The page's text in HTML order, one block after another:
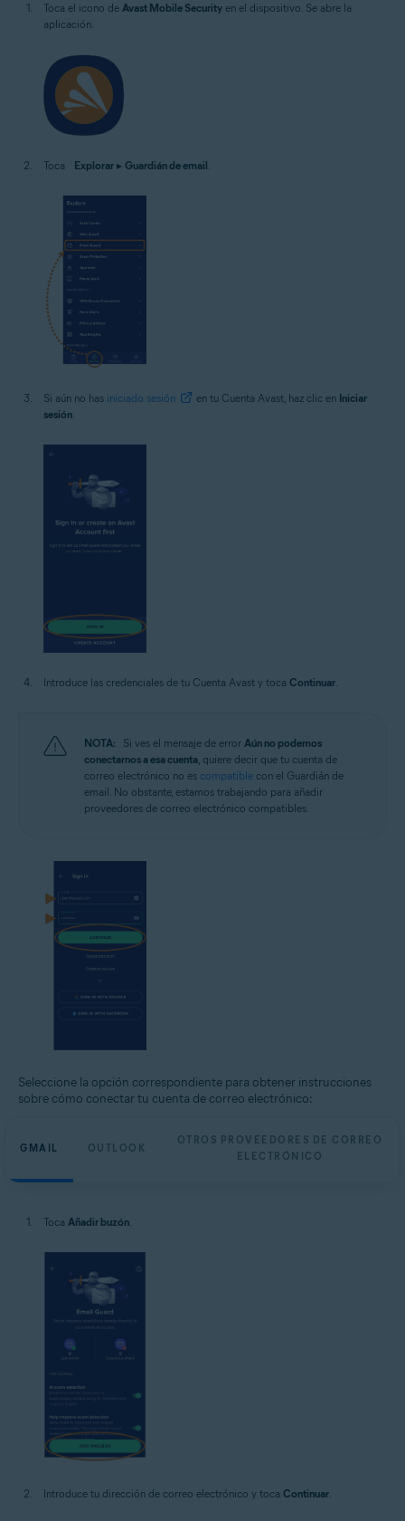
Toca el icono de Avast Mobile Security en el dispositivo. Se abre la
aplicación.
Toca Explorar ▸ Guardián de email.
Si aún no has iniciado sesión en tu Cuenta Avast, haz clic en Iniciar
sesión.
Introduce las credenciales de tu Cuenta Avast y toca Continuar.
NOTA: Si ves el mensaje de error Aún no podemos
conectarnos a esa cuenta, quiere decir que tu cuenta de
correo electrónico no es compatible con el Guardián de
email. No obstante, estamos trabajando para añadir
proveedores de correo electrónico compatibles.
Seleccione la opción correspondiente para obtener instrucciones
sobre cómo conectar tu cuenta de correo electrónico:
GMAIL OUTLOOK
OTROS PROVEEDORES DE CORREO
ELECTRÓNICO
Toca Añadir buzón
Introduce tu dirección de correo electrónico y toca Continuar